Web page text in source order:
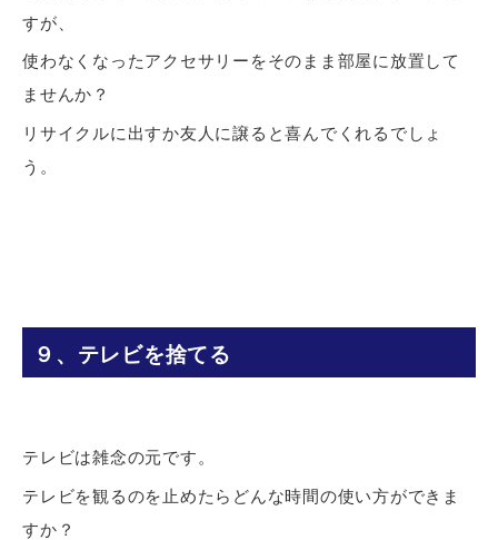
すが、
使わなくなったアクセサリーをそのまま部屋に放置して
ませんか？
リサイクルに出すか友人に譲ると喜んでくれるでしょ
う。
９、テレビを捨てる
テレビは雑念の元です。
テレビを観るのを止めたらどんな時間の使い方ができま
すか？